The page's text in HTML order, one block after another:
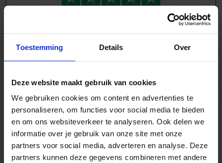
Toestemming Details Over
Deze website maakt gebruik van cookies
We gebruiken cookies om content en advertenties te
personaliseren, om functies voor social media te bieden
en om ons websiteverkeer te analyseren. Ook delen we
informatie over je gebruik van onze site met onze
partners voor social media, adverteren en analyse. Deze
partners kunnen deze gegevens combineren met andere
Foliewikkelaars, palletmagazijnen, kettingbanen
Compressoren, schroeftransporteurs, trappen
Aandrijftechniek & Pneumatiek
Elektronische componenten